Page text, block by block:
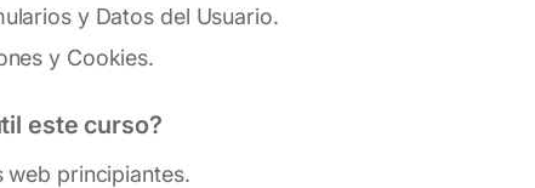
y Datos del Usuario.
y Cookies.
este curso?
web principiantes.